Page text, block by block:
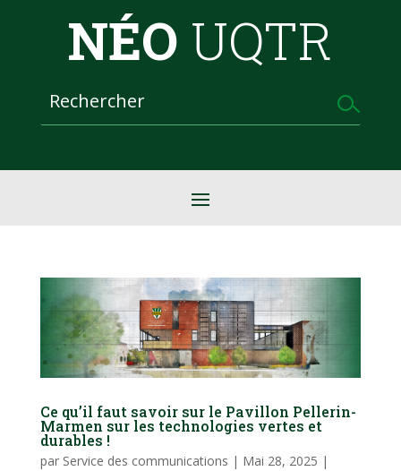
NÉO UQTR
Ce qu’il faut savoir sur le Pavillon Pellerin-
Marmen sur les technologies vertes et
durables !
par Service des communications | Mai 28, 2025 |